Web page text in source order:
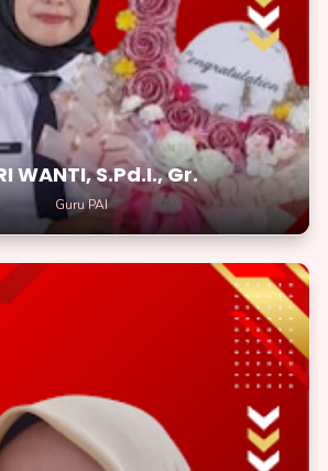
WANTI, S.Pd.I., Gr.
Guru PAI
Guru PAI
tantangan yang bisa kamu taklukkan
dengan kegigihan.
S.Pd.I., Gr.
Guru PAI